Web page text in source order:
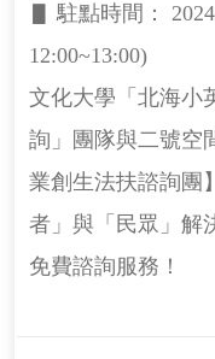
▋ 駐點時間：
12:00~13:00)
文化大學「北海小
詢」團隊與二號空
業創生法扶諮詢團
者」與「民眾」解
免費諮詢服務！